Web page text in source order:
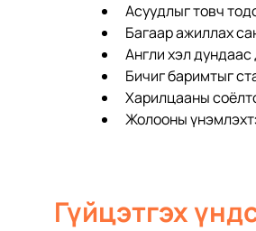
Асуудлыг товч
Багаар ажиллах
Англи хэл
Бичиг баримтыг
Харилцааны
Жолооны
Гүйцэтгэх